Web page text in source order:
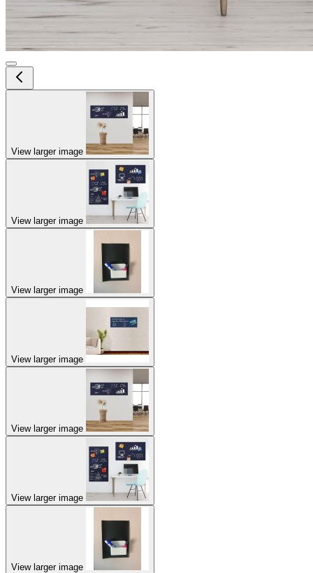
View larger image
View larger image
View larger image
View larger image
View larger image
View larger image
View larger image